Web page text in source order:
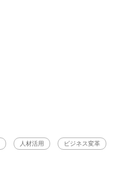
人材活用 ビジネス変革